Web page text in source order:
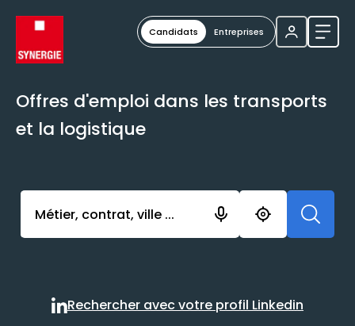
Candidats Entreprises
Offres d'emploi dans les transports
et la logistique
Activer l’élément pour lancer l’enregistrement.
Rechercher avec votre
Rechercher avec votre profil Linkedin